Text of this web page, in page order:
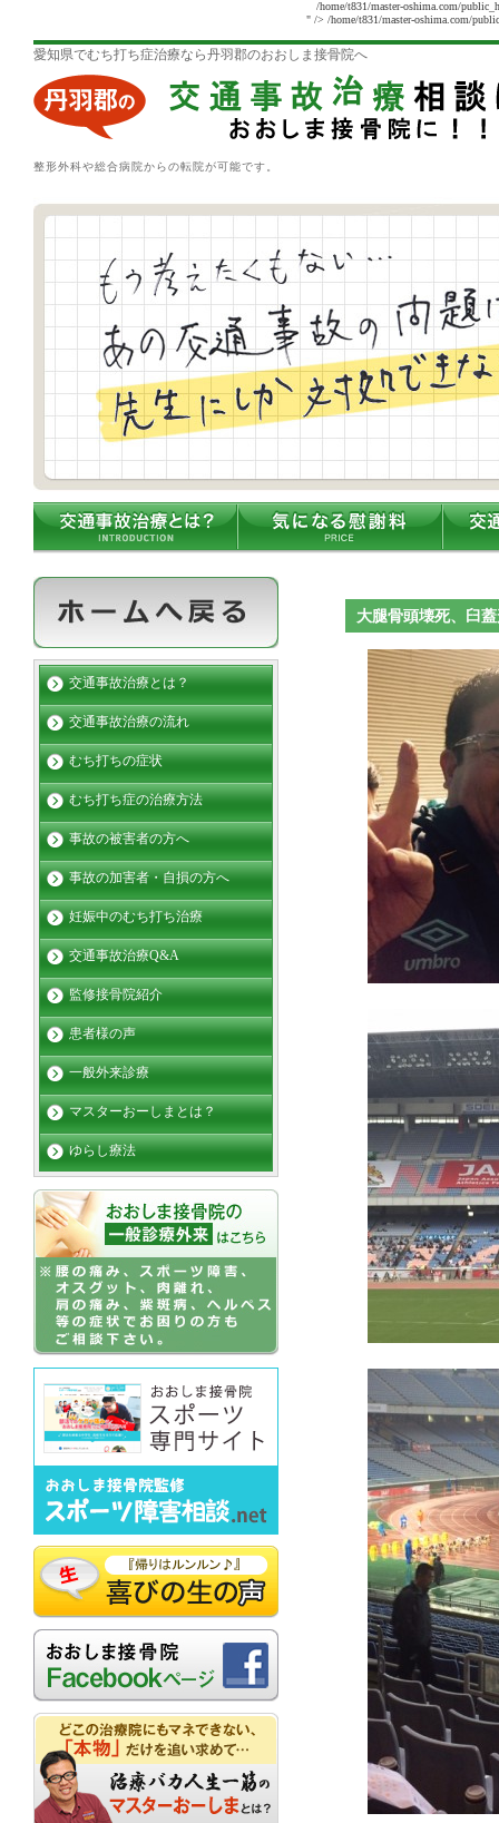
/home/t831/master-oshima.com/
" /> /home/t831/master-oshima.com/
愛知県でむち打ち症治療なら丹羽郡のおおしま接骨院へ
整形外科や総合病院からの転院が可能です。
大腿骨頭壊死、臼
交通事故治療とは？
交通事故治療の流れ
むち打ちの症状
むち打ち症の治療方法
事故の被害者の方へ
事故の加害者・自損の方へ
妊娠中のむち打ち治療
交通事故治療Q&A
監修接骨院紹介
患者様の声
一般外来診療
マスターおーしまとは？
ゆらし療法